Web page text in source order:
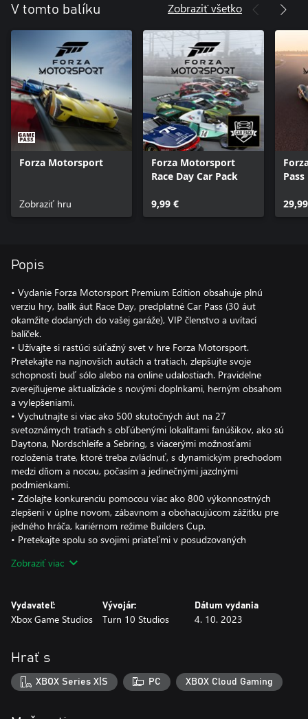
V tomto balíku Zobraziť všetko
Forza Motorsport
Zobraziť hru
Forza Motorsport
Race Day Car Pack
9,99 €
Pass
Popis
• Vydanie Forza Motorsport Premium Edition obsahuje plnú
verziu hry, balík áut Race Day, predplatné Car Pass (30 áut
okamžite dodaných do vašej garáže), VIP členstvo a uvítací
balíček.
• Užívajte si rastúci súťažný svet v hre Forza Motorsport.
Pretekajte na najnovších autách a tratiach, zlepšujte svoje
schopnosti buď sólo alebo na online udalostiach. Pravidelne
zverejňujeme aktualizácie s novými doplnkami, herným obsahom
a vylepšeniami.
• Vychutnajte si viac ako 500 skutočných áut na 27
svetoznámych tratiach s obľúbenými lokalitami fanúšikov, ako sú
Daytona, Nordschleife a Sebring, s viacerými možnosťami
rozloženia trate, ktoré treba zvládnuť, s dynamickým prechodom
medzi dňom a nocou, počasím a jedinečnými jazdnými
podmienkami.
• Zdolajte konkurenciu pomocou viac ako 800 výkonnostných
zlepšení v úplne novom, zábavnom a obohacujúcom zážitku pre
jedného hráča, kariérnom režime Builders Cup.
• Pretekajte spolu so svojimi priateľmi v posudzovaných
pneumatík a paliva, usporiadaním inšpirovaným pretekárskym
výkonnými asistentmi, novými systémami poškodenia a nečistôt
a fotorealistickými vizuálmi so systémom ray tracing v reálnom
Nechajte sa vtiahnuť do súťažného sveta v hre Forza Motorsport.
Pretekajte na najnovších autách a tratiach a zlepšujte svoje
schopnosti buď sólo alebo na online udalostiach.
Zobraziť viac
Vydavateľ:
Xbox Game Studios
Vývojár:
Turn 10 Studios
Dátum vydania
4. 10. 2023
Hrať s
XBOX Series X|S PC XBOX Cloud Gaming